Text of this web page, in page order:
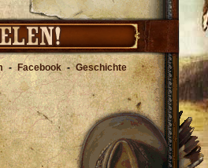
- Facebook - Geschichte